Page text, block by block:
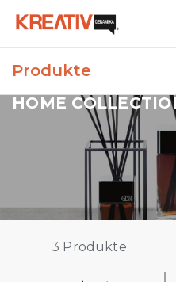
Search
for:
HOME
Produkte
3 Produkte